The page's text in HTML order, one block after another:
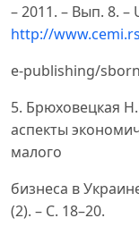
– 2011. – Вып. 8. –
http://
e-publishing/
5. Брюховецкая
аспекты
малого
бизнеса в
(2). – С. 18–20.